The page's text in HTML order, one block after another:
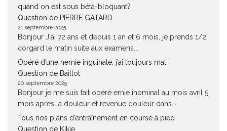
quand on est sous béta-bloquant?
Question de PIERRE GATARD
21 septembre 2025
Bonjour J'ai 72 ans et depuis 1 an et 6 mois, je prends 1/2
corgard le matin suite aux examens...
Opéré d’une hernie inguinale, j’ai toujours mal !
Question de Baillot
20 septembre 2025
Bonjour je me suis fait opéré ernie înominal au mois avril 5
mois apres la douleur et revenue douleur dans...
Tous nos plans d’entraînement en course à pied
Question de Kikie